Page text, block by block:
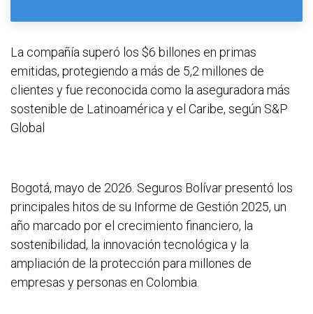
La compañía superó los $6 billones en primas
emitidas, protegiendo a más de 5,2 millones de
clientes y fue reconocida como la aseguradora más
sostenible de Latinoamérica y el Caribe, según S&P
Global
Bogotá, mayo de 2026. Seguros Bolívar presentó los
principales hitos de su Informe de Gestión 2025, un
año marcado por el crecimiento financiero, la
sostenibilidad, la innovación tecnológica y la
ampliación de la protección para millones de
empresas y personas en Colombia.